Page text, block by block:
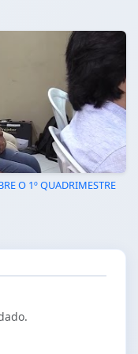
O 1º QUADRIMESTRE